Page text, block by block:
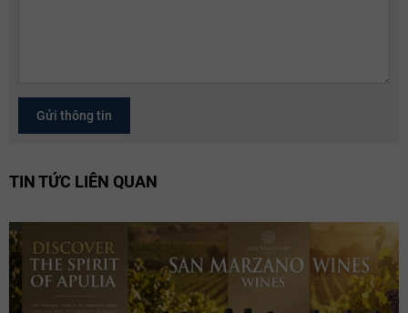
Gửi thông tin
TIN TỨC LIÊN QUAN